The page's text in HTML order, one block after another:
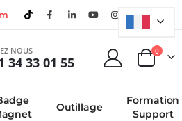
NOUS
34 33 01 55 Panier
0
Outillage
Formation
Support